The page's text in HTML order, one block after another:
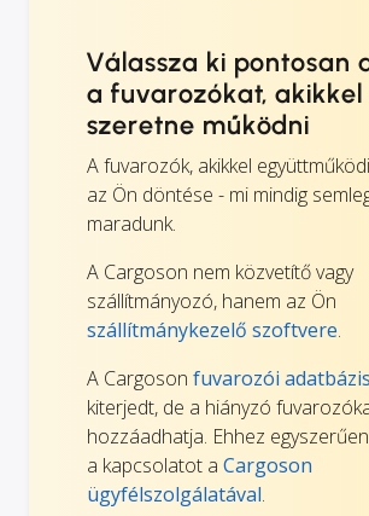
Válassza ki pontosan
a fuvarozókat,
szeretne működni
A fuvarozók, akikkel
az Ön döntése - mi mindig
maradunk.
A Cargoson nem közvetítő vagy
szállítmányozó, hanem az Ön
szállítmánykezelő szoftvere.
A Cargoson fuvarozói
kiterjedt, de a hiányzó
hozzáadhatja. Ehhez
a kapcsolatot a Cargoson
ügyfélszolgálatával.